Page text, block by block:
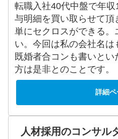
転職入社40代中盤で年
与明細を買い取らせて
単にセクロスができる。
い。今回は私の会社名
既婚者合コンも書いと
方は是非とのことです。
詳細ペ
人材採用のコンサル